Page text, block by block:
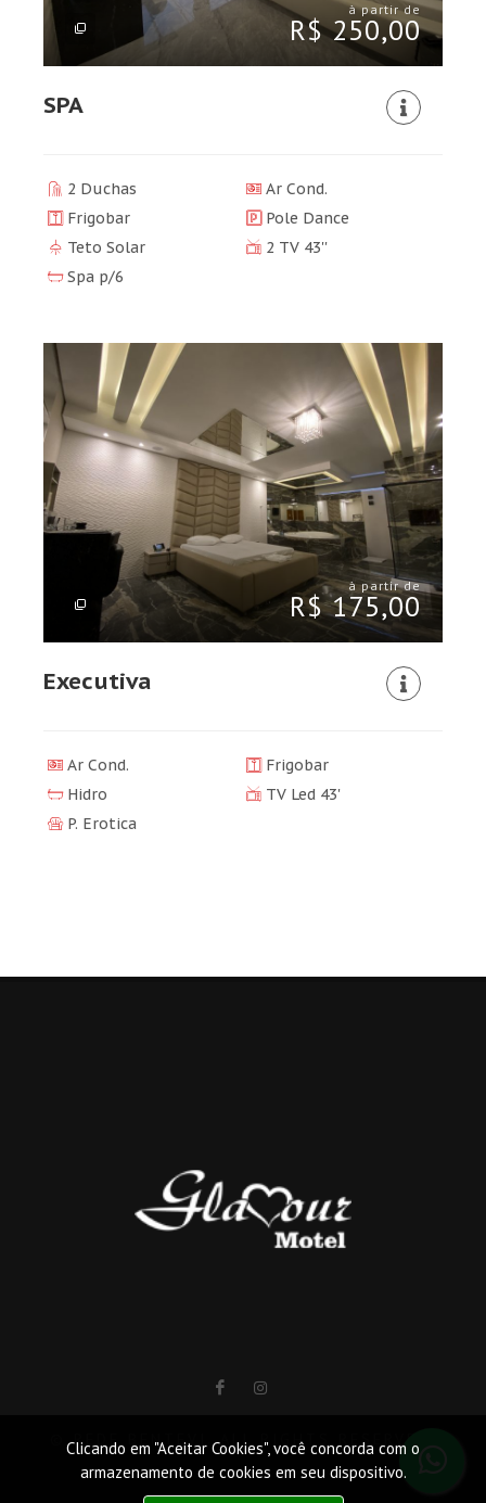
à partir de
R$ 250,00
SPA
2 Duchas
Ar Cond.
Frigobar
Pole Dance
Teto Solar
2 TV 43''
Spa p/6
à partir de
R$ 175,00
Executiva
Ar Cond.
Frigobar
Hidro
TV Led 43'
P. Erotica
Clicando em "Aceitar Cookies", você concorda com o
armazenamento de cookies em seu dispositivo.
© REDE BENTEVI. ALL RIGHTS RESERVED.